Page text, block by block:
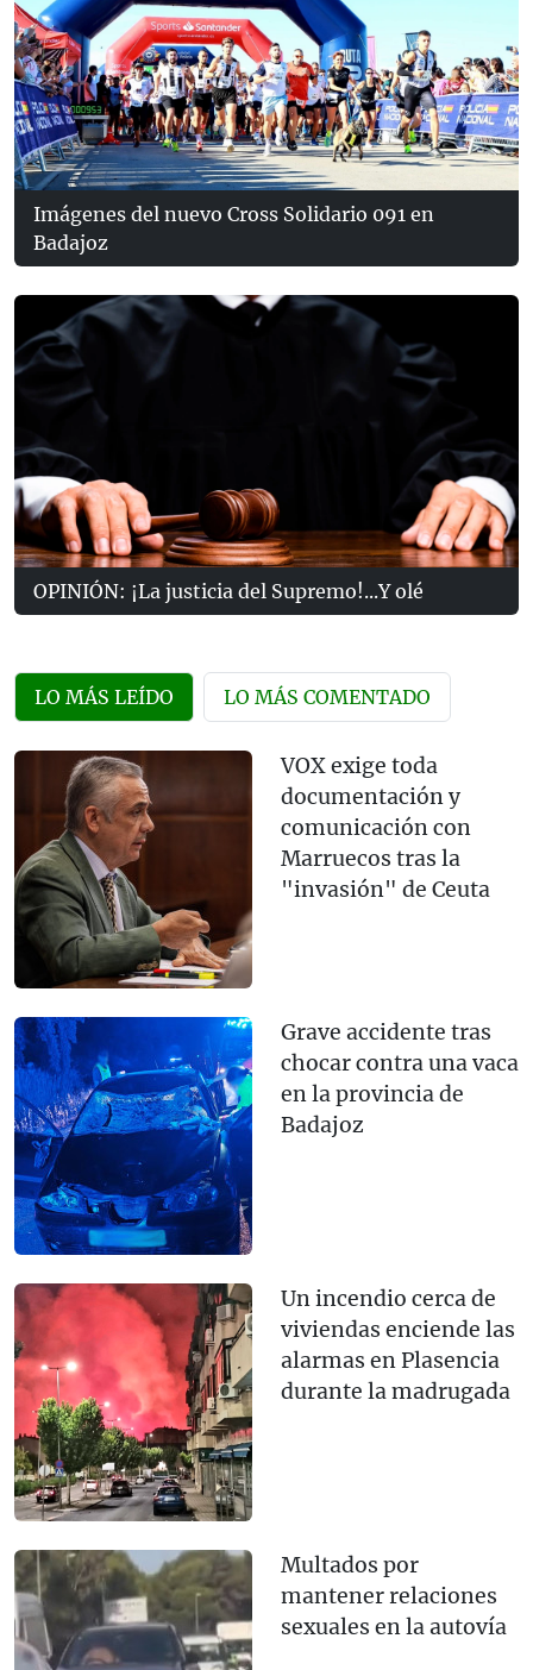
Imágenes del nuevo Cross Solidario 091 en
Badajoz
OPINIÓN: ¡La justicia del Supremo!...Y olé
LO MÁS LEÍDO LO MÁS COMENTADO
VOX exige toda
documentación y
comunicación con
Marruecos tras la
"invasión" de Ceuta
Grave accidente tras
chocar contra una vaca
en la provincia de
Badajoz
Un incendio cerca de
viviendas enciende las
alarmas en Plasencia
durante la madrugada
Multados por
mantener relaciones
sexuales en la autovía